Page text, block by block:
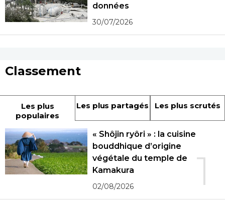
données
30/07/2026
Classement
Les plus
populaires
Les plus partagés Les plus scrutés
1
« Shôjin ryôri » : la cuisine
bouddhique d’origine
végétale du temple de
Kamakura
02/08/2026